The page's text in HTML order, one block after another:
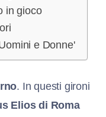
in gioco
e Donne'
. In questi gironi
Elios di Roma